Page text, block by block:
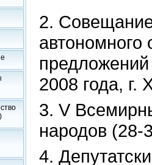
2.
2008 года, г.
3. V
народов (28-
4.